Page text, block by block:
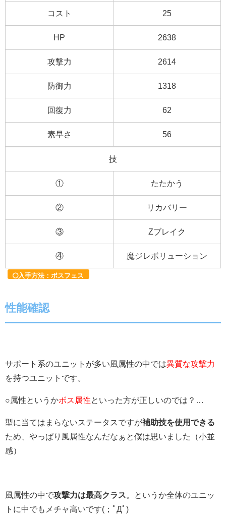
コスト 25
HP 2638
攻撃力 2614
防御力 1318
回復力 62
素早さ 56
技
① たたかう
② リカバリー
③ Zブレイク
④ 魔ジレボリューション
入手方法：ボスフェス
性能確認
サポート系のユニットが多い風属性の中では異質な攻撃力
を持つユニットです。
○属性というかボス属性といった方が正しいのでは？…
型に当てはまらないステータスですが補助技を使用できる
ため、やっぱり風属性なんだなぁと僕は思いました（小並
感）
風属性の中で攻撃力は最高クラス。というか全体のユニッ
トに中でもメチャ高いです(；ﾟДﾟ)